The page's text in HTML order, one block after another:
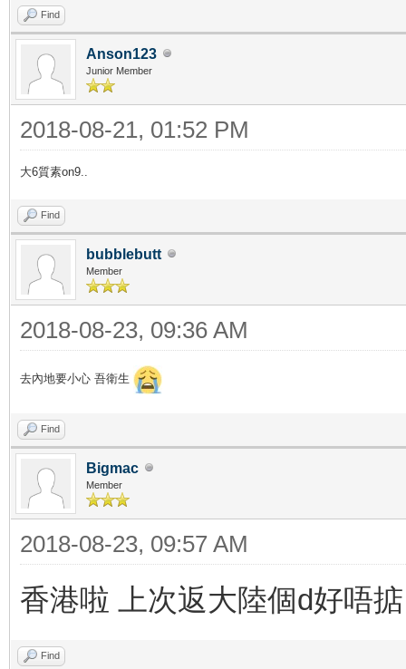
Find
Anson123
Junior Member
2018-08-21, 01:52 PM
大6質素on9..
Find
bubblebutt
Member
2018-08-23, 09:36 AM
去內地要小心 吾衛生
Find
Bigmac
Member
2018-08-23, 09:57 AM
香港啦 上次返大陸個d好唔掂
Find